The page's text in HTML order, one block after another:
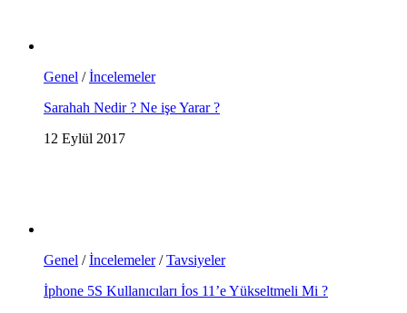
Genel /İncelemeler
Sarahah Nedir ? Ne işe Yarar ?
12 Eylül 2017
Genel /İncelemeler/Tavsiyeler
İphone 5S Kullanıcıları İos 11’e Yükseltmeli Mi ?